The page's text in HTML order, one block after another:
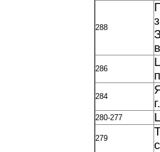
288
286
284
280-277
279